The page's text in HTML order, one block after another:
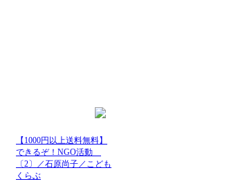
【1000円以上送料無料】
できるぞ！NGO活動
〔2〕／石原尚子／こども
くらぶ